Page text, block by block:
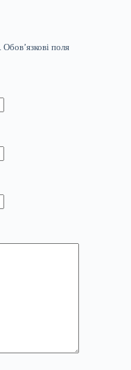
Обов’язкові поля